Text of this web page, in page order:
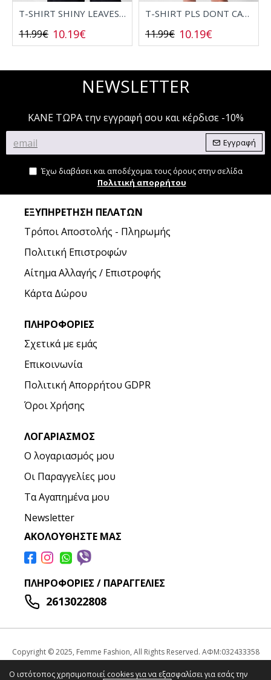
T-SHIRT SHINY LEAVES 2532006
10.19€
11.99€
T-SHIRT PLS DONT CALL 2532008
10.19€
11.99€
NEWSLETTER
ΚΑΝΕ ΤΩΡΑ την εγγραφή σου και κέρδισε -10%
Εγγραφή
Έχω διαβάσει και αποδέχομαι τους όρους στην σελίδα
Πολιτική απορρήτου
ΕΞΥΠΗΡΈΤΗΣΗ ΠΕΛΑΤΏΝ
Τρόποι Αποστολής - Πληρωμής
Πολιτική Επιστροφών
Αίτημα Αλλαγής / Επιστροφής
Κάρτα Δώρου
ΠΛΗΡΟΦΟΡΊΕΣ
Σχετικά με εμάς
Επικοινωνία
Πολιτική Απορρήτου GDPR
Όροι Χρήσης
ΛΟΓΑΡΙΑΣΜΌΣ
Ο λογαριασμός μου
Οι Παραγγελίες μου
Τα Αγαπημένα μου
Newsletter
ΑΚΟΛΟΥΘΉΣΤΕ ΜΑΣ
ΠΛΗΡΟΦΟΡΊΕΣ / ΠΑΡΑΓΓΕΛΊΕΣ
2613022808
Copyright © 2025, Femme Fashion, All Rights Reserved. ΑΦΜ:032433358
Ο ιστότοπος χρησιμοποιεί cookies για να εξασφαλίσει για εσάς την